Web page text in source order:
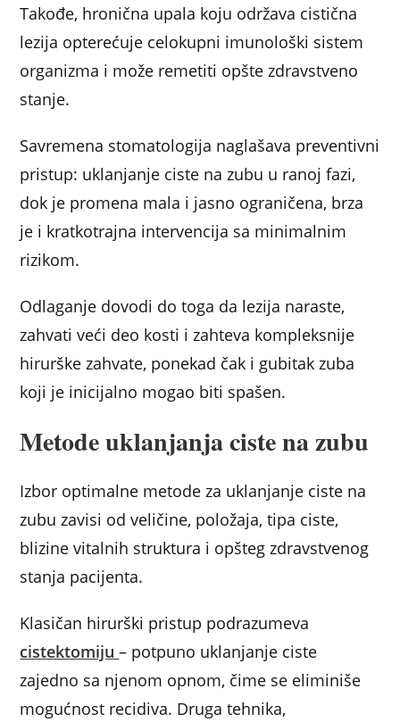
Takođe, hronična upala koju održava cistična
lezija opterećuje celokupni imunološki sistem
organizma i može remetiti opšte zdravstveno
stanje.
Savremena stomatologija naglašava preventivni
pristup: uklanjanje ciste na zubu u ranoj fazi,
dok je promena mala i jasno ograničena, brza
je i kratkotrajna intervencija sa minimalnim
rizikom.
Odlaganje dovodi do toga da lezija naraste,
zahvati veći deo kosti i zahteva kompleksnije
hirurške zahvate, ponekad čak i gubitak zuba
koji je inicijalno mogao biti spašen.
Metode uklanjanja ciste na zubu
Izbor optimalne metode za uklanjanje ciste na
zubu zavisi od veličine, položaja, tipa ciste,
blizine vitalnih struktura i opšteg zdravstvenog
stanja pacijenta.
Klasičan hirurški pristup podrazumeva
cistektomiju– potpuno uklanjanje ciste
zajedno sa njenom opnom, čime se eliminiše
mogućnost recidiva. Druga tehnika,